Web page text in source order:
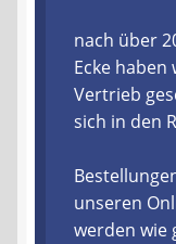
Warenkorb
Ablauf einer
Zahlungsarten
nach über
Ecke haben
Vertrieb
sich in den
unseren
werden wie